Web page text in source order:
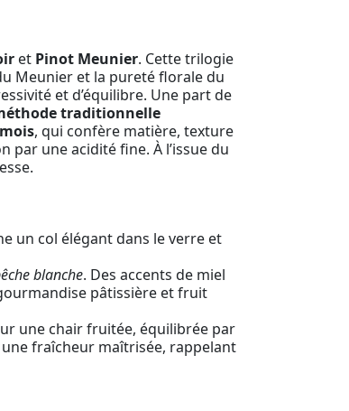
et Pinot Meunier. Cette trilogie
Meunier et la pureté florale du
et d’équilibre. Une part de
traditionnelle
, qui confère matière, texture
par une acidité fine. À l’issue du
un col élégant dans le verre et
blanche. Des accents de miel
pâtissière et fruit
une chair fruitée, équilibrée par
une fraîcheur maîtrisée, rappelant